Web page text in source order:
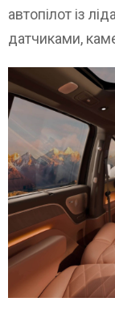
автопілот із
датчиками,